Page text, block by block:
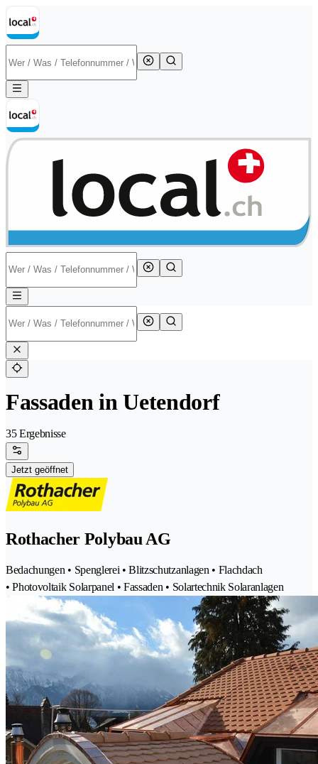
Fassaden in Uetendorf
35 Ergebnisse
Jetzt geöffnet
Rothacher Polybau AG
Bedachungen • Spenglerei • Blitzschutzanlagen • Flachdach
• Photovoltaik Solarpanel • Fassaden • Solartechnik Solaranlagen